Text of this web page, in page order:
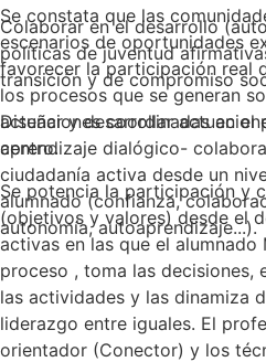
Colaborar en el desarrollo
políticas de juventud
transición y de compromiso
Diseñar y desarrollar
aprendizaje dialógico-
ciudadanía activa desde un
alumnado (confianza,
autonomía, autoaprendizaje...).
Se constata que las
escenarios de oportunidades
favorecer la participación real
los procesos que se generan
actuaciones coordinadas en
centro.
Se potencia la participación y
(objetivos y valores) desde el
activas en las que el
proceso , toma las decisiones,
las actividades y las dinamiza
liderazgo entre iguales. El
orientador (Conector) y los